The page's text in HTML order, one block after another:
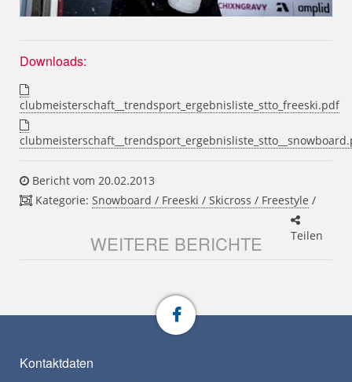
Downloads:
clubmeisterschaft__trendsport_ergebnisliste_stto_freeski.pdf
Bericht vom 20.02.2013
Kategorie: Snowboard / Freeski / Skicross / Freestyle /
Teilen
WEITERE BERICHTE
Kontaktdaten